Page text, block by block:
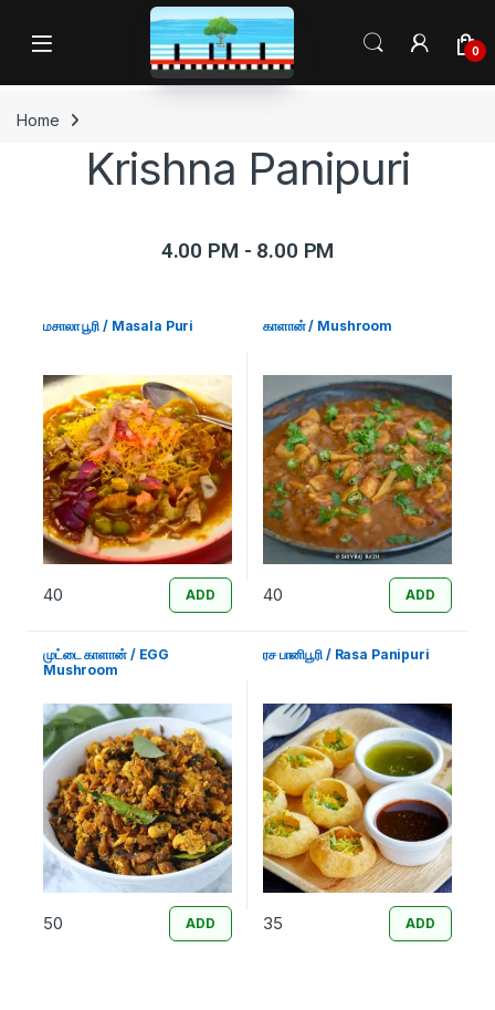
0
Home
Krishna Panipuri
4.00 PM - 8.00 PM
மசாலா பூரி / Masala Puri
40 ADD
காளான் / Mushroom
40 ADD
முட்டை காளான் / EGG
Mushroom
50 ADD
ரச பானிபூரி / Rasa Panipuri
35 ADD